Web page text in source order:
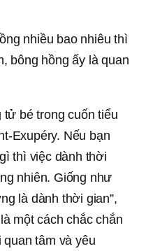
nhiều bao nhiêu thì
bông hồng ấy là quan
bé trong cuốn tiểu
Exupéry. Nếu bạn
thì việc dành thời
nhiên. Giống như
là dành thời gian”,
một cách chắc chắn
quan tâm và yêu